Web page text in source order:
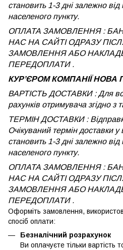
становить 1-3 дні залежно
населеного пункту.
ОПЛАТА ЗАМОВЛЕННЯ :
НАС НА САЙТІ ОДРАЗУ
ЗАМОВЛЕННЯ АБО
ПЕРЕДОПЛАТИ .
КУРʼЄРОМ КОМПАНІЇ НОВА
ВАРТІСТЬ ДОСТАВКИ : Для
рахунків отримувача згідно
ТЕРМІН ДОСТАВКИ :
Очікуваний термін доставки у
становить 1-3 дні залежно
населеного пункту.
ОПЛАТА ЗАМОВЛЕННЯ :
НАС НА САЙТІ ОДРАЗУ
ЗАМОВЛЕННЯ АБО
ПЕРЕДОПЛАТИ .
Оформіть замовлення,
спосіб оплати:
Безналічний розрахунок
Ви оплачуєте тільки вартість